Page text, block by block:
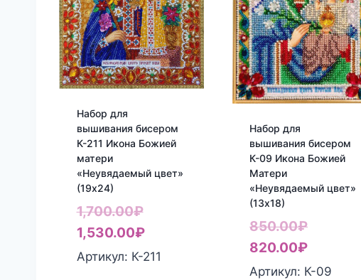
Набор для
вышивания бисером
К-211 Икона Божией
матери
«Неувядаемый цвет»
(19х24)
1,700.00₽Первоначальная
цена
составляла
1,530.00₽Текущая
цена:
Артикул: К-211
Набор для
вышивания бисером
К-09 Икона Божией
Матери
«Неувядаемый цвет»
(13х18)
850.00₽
цена
820.00₽Текущая
цена:
Артикул: К-09